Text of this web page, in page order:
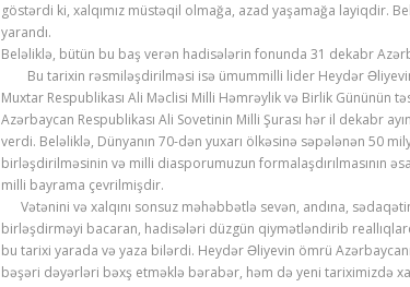
göstərdi ki, xalqımız müstəqil olmağa, azad yaşamağa layiqdir.
yarandı.
Beləliklə, bütün bu baş verən hadisələrin fonunda 31 dekabr
Bu tarixin rəsmiləşdirilməsi isə ümummilli lider Heydər Əliyevin
Muxtar Respublikası Ali Məclisi Milli Həmrəylik və Birlik
Azərbaycan Respublikası Ali Sovetinin Milli Şurası hər il dekabr
verdi. Beləliklə, Dünyanın 70-dən yuxarı ölkəsinə səpələnən 50
birləşdirilməsinin və milli diasporumuzun formalaşdırılmasının
milli bayrama çevrilmişdir.
Vətənini və xalqını sonsuz məhəbbətlə sevən, andına,
birləşdirməyi bacaran, hadisələri düzgün qiymətləndirib
bu tarixi yarada və yaza bilərdi. Heydər Əliyevin ömrü
bəşəri dəyərləri bəxş etməklə bərabər, həm də yeni tariximizdə